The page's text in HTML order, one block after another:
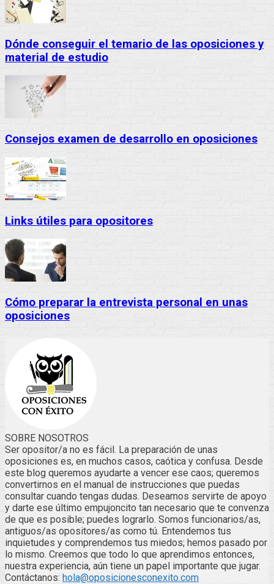
Dónde conseguir el temario de las oposiciones y
material de estudio
Consejos examen de desarrollo en oposiciones
Links útiles para opositores
Cómo preparar la entrevista personal en unas
oposiciones
SOBRE NOSOTROS
Ser opositor/a no es fácil. La preparación de unas
oposiciones es, en muchos casos, caótica y confusa. Desde
este blog queremos ayudarte a vencer ese caos; queremos
convertirnos en el manual de instrucciones que puedas
consultar cuando tengas dudas. Deseamos servirte de apoyo
y darte ese último empujoncito tan necesario que te convenza
de que es posible; puedes lograrlo. Somos funcionarios/as,
antiguos/as opositores/as como tú. Entendemos tus
inquietudes y comprendemos tus miedos; hemos pasado por
lo mismo. Creemos que todo lo que aprendimos entonces,
nuestra experiencia, aún tiene un papel importante que jugar.
Contáctanos: hola@oposicionesconexito.com